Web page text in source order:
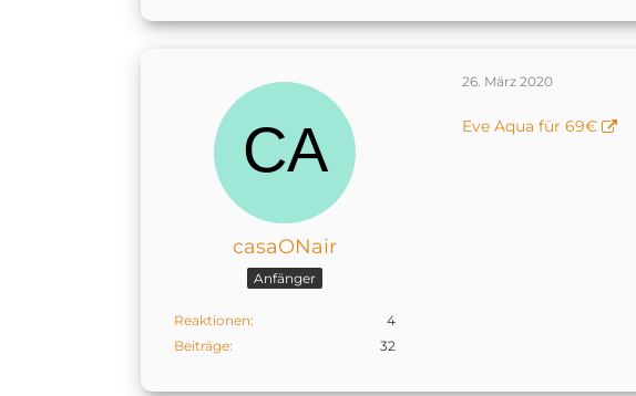
casaONair
Anfänger
Reaktionen
4
Beiträge
32
26. März 2020
Eve Aqua für 69€